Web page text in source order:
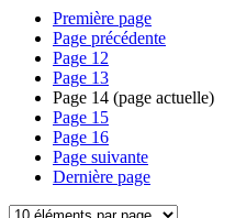
Première page
Page précédente
Page 12
Page 13
Page 14 (page actuelle)
Page 15
Page 16
Page suivante
Dernière page